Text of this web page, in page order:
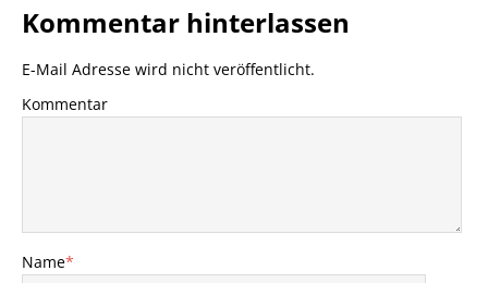
Kommentar hinterlassen
E-Mail Adresse wird nicht veröffentlicht.
Kommentar
Name*